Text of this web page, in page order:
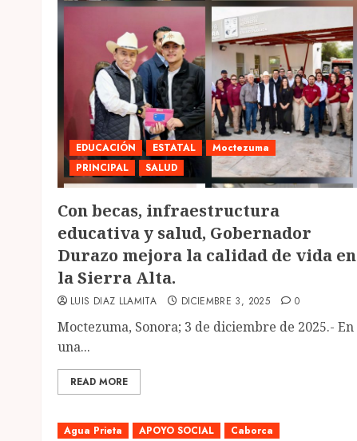
EDUCACIÓN ESTATAL
Moctezuma
PRINCIPAL
SALUD
Con becas, infraestructura
educativa y salud, Gobernador
Durazo mejora la calidad de vida en
la Sierra Alta.
LUIS DIAZ LLAMITA DICIEMBRE 3, 2025 0
Moctezuma, Sonora; 3 de diciembre de 2025.- En
una...
READ MORE
Agua Prieta APOYO SOCIAL
Caborca